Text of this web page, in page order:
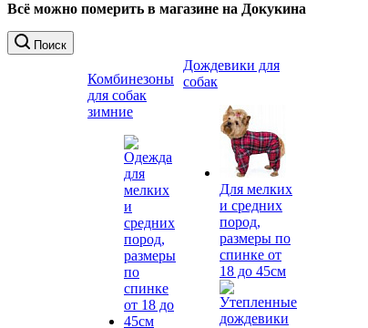
Всё можно померить в магазине на Докукина
Поиск
Комбинезоны
для собак
зимние
Дождевики для
собак
Для мелких
и средних
пород,
размеры по
спинке от
18 до 45см